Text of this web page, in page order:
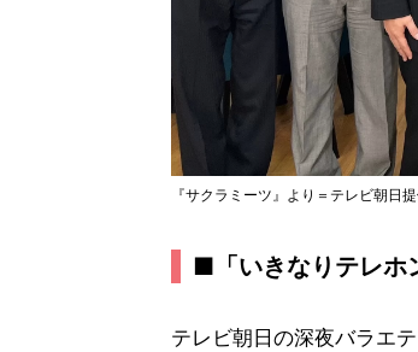
『サクラミーツ』より＝テレビ朝日
■「いきなりテレホ
テレビ朝日の深夜バラエ